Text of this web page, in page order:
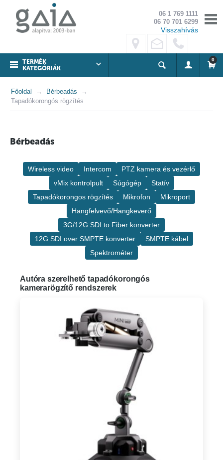
06 1 769 1111
06 70 701 6299
Visszahívás
TERMÉK
KATEGÓRIÁK
0
Főoldal
Bérbeadás
Tapadókorongós rögzítés
Bérbeadás
Wireless video Intercom
PTZ kamera és vezérlő
vMix kontrolpult
Súgógép
Statív
Tapadókorongos rögzítés
Mikrofon
Mikroport
Hangfelvevő/Hangkeverő
3G/12G SDI to Fiber konverter
12G SDI over SMPTE konverter
SMPTE kábel
Spektrométer
Autóra szerelhető tapadókorongós
kamerarögzítő rendszerek